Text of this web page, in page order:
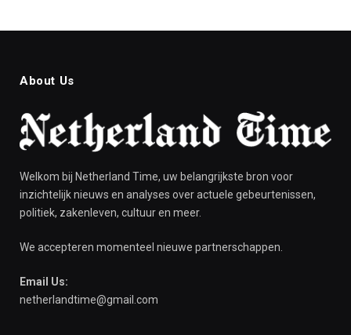
About Us
Welkom bij Netherland Time, uw belangrijkste bron voor
inzichtelijk nieuws en analyses over actuele gebeurtenissen,
politiek, zakenleven, cultuur en meer.
We accepteren momenteel nieuwe partnerschappen.
Email Us:
netherlandtime@gmail.com